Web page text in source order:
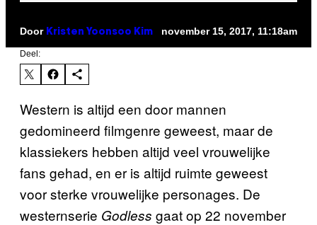
Door Kristen Yoonsoo Kim november 15, 2017, 11:18am
Deel:
Western is altijd een door mannen
gedomineerd filmgenre geweest, maar de
klassiekers hebben altijd veel vrouwelijke
fans gehad, en er is altijd ruimte geweest
voor sterke vrouwelijke personages. De
westernserie Godless gaat op 22 november